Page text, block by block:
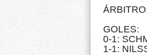
GOLES:
0-1:
1-1: